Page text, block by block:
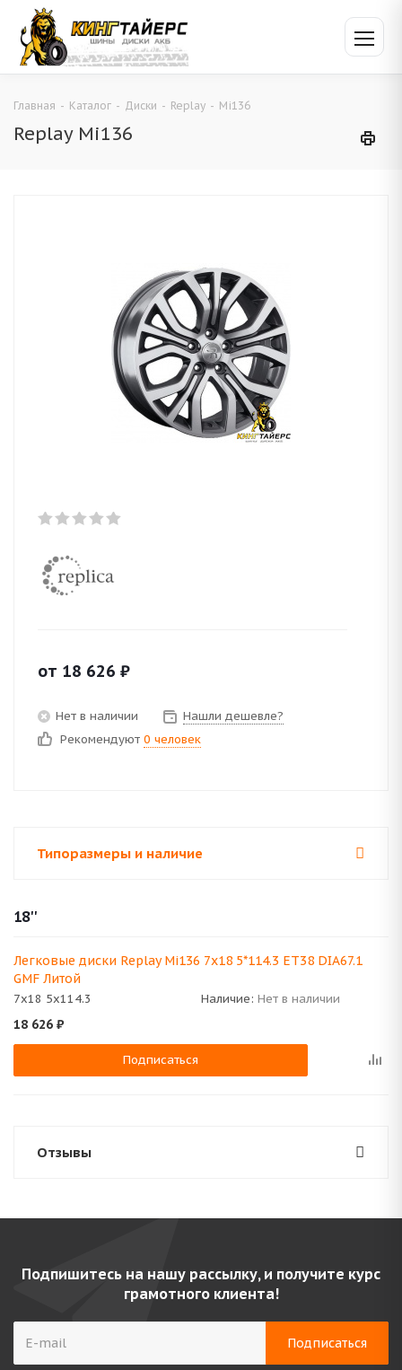
Главная - Каталог - Диски - Replay - Mi136
Replay Mi136
от 18 626 ₽
Нет в наличии
Нашли дешевле?
Рекомендуют 0 человек
Типоразмеры и наличие
18''
Легковые диски Replay Mi136 7x18 5*114.3 ET38 DIA67.1
GMF Литой
7x18 5x114.3 Наличие: Нет в наличии
18 626 ₽
Подписаться
Отзывы
Подпишитесь на нашу рассылку, и получите курс
грамотного клиента!